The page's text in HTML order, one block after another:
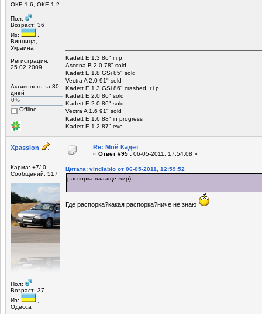
ОКЕ 1.6; ОКЕ 1.2
Пол:
Возраст: 36
Из:
Винница,
Украина
Регистрация:
25.02.2009
Активность за 30
дней
0%
Offline
Kadett E 1.3 86" r.i.p.
Ascona B 2.0 78" sold
Kadett E 1.8 GSi 85" sold
Vectra A 2.0 91" sold
Kadett E 1.3 GSi 86" crashed, r.i.p.
Kadett E 2.0 86" sold
Kadett E 2.0 86" sold
Vectra A 1.6 91" sold
Kadett E 1.6 88" in progress
Kadett E 1.2 87" eve
Xpassion
Карма: +7/-0
Сообщений: 517
Пол:
Возраст: 37
Из:
Одесса
Re: Мой Кадет
« Ответ #95 : 06-05-2011, 17:54:08 »
Цитата: vindiablo от 06-05-2011, 12:59:52
распорка ваааще жир)
Где распорка?какая распорка?ниче не знаю